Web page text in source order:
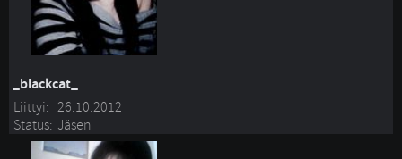
_blackcat_
Liittyi: 26.10.2012
Status: Jäsen